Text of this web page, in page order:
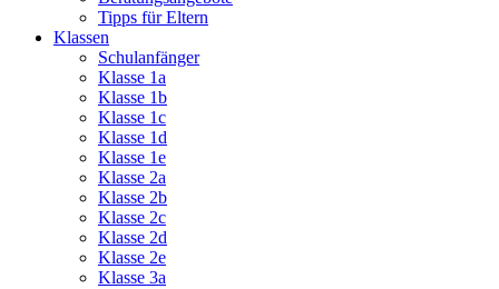
Tipps für Eltern
Klassen
Schulanfänger
Klasse 1a
Klasse 1b
Klasse 1c
Klasse 1d
Klasse 1e
Klasse 2a
Klasse 2b
Klasse 2c
Klasse 2d
Klasse 2e
Klasse 3a